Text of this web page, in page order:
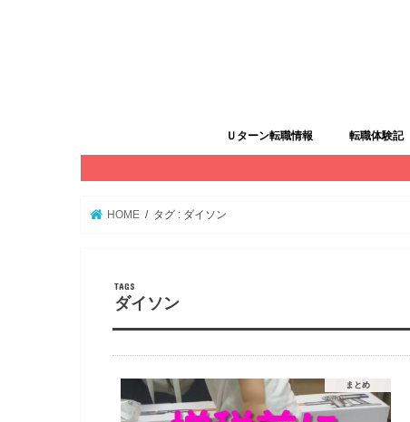
Ｕターン転職情報 転職体験記
HOME タグ : ダイソン
ダイソン
まとめ